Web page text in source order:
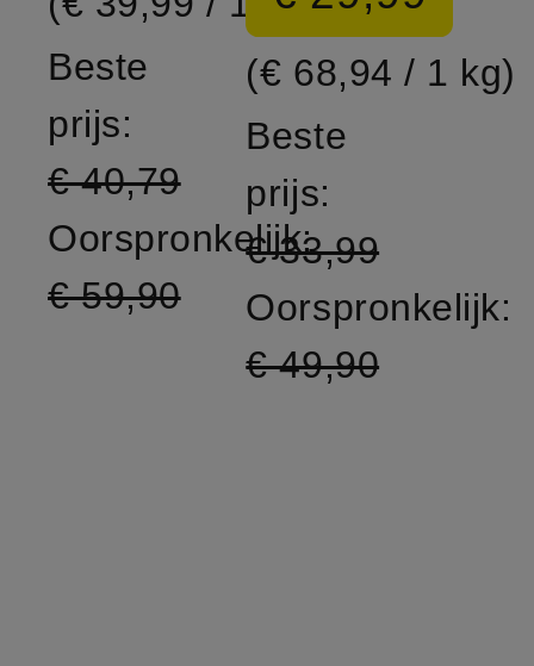
Beste
prijs:
€ 40,79
Oorspronkelijk:
€ 59,90
(€ 68,94 / 1 kg)
Beste
prijs:
€ 33,99
Oorspronkelijk:
€ 49,90